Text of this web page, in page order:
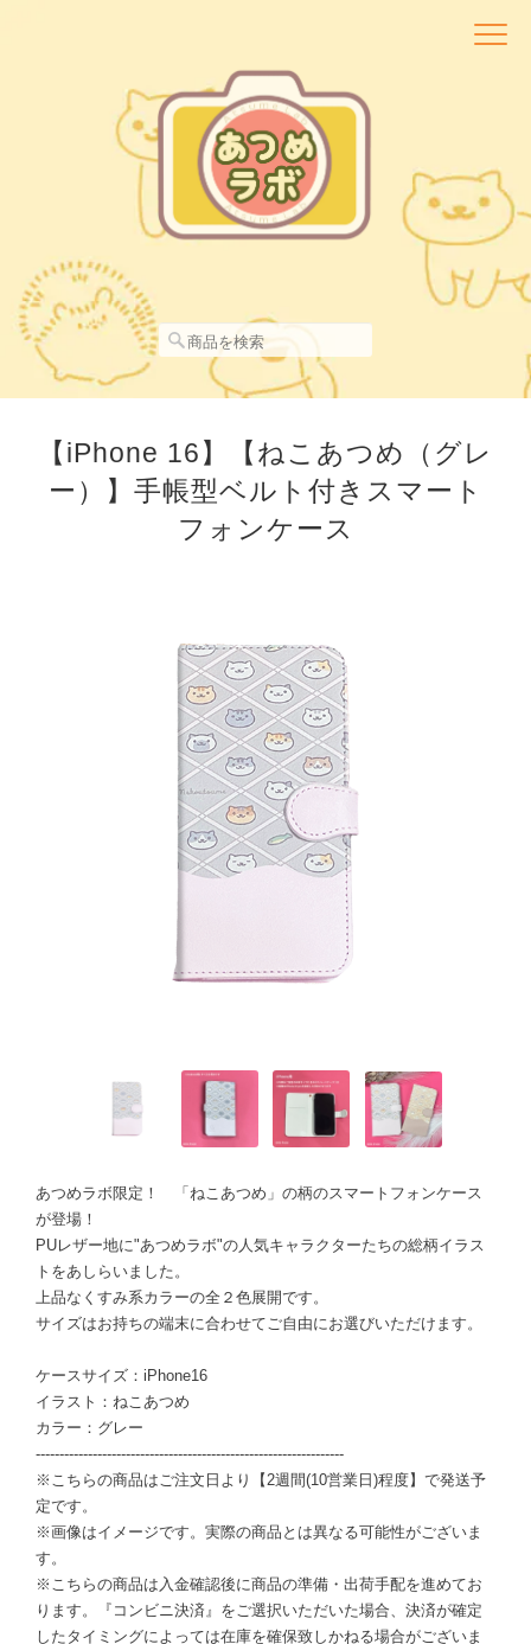
【iPhone 16】【ねこあつめ（グレ
ー）】手帳型ベルト付きスマート
フォンケース
あつめラボ限定！ 「ねこあつめ」の柄のスマートフォンケース
が登場！
PUレザー地に"あつめラボ"の人気キャラクターたちの総柄イラス
トをあしらいました。
上品なくすみ系カラーの全２色展開です。
サイズはお持ちの端末に合わせてご自由にお選びいただけます。
ケースサイズ：iPhone16
イラスト：ねこあつめ
カラー：グレー
-----------------------------------------------------------------
※こちらの商品はご注文日より【2週間(10営業日)程度】で発送予
定です。
※画像はイメージです。実際の商品とは異なる可能性がございま
す。
※こちらの商品は入金確認後に商品の準備・出荷手配を進めてお
ります。『コンビニ決済』をご選択いただいた場合、決済が確定
したタイミングによっては在庫を確保致しかねる場合がございま